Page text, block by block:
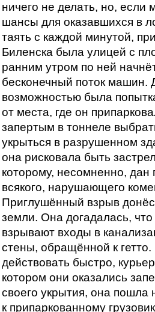
ничего не делать, но, если
шансы для оказавшихся в
таять с каждой минутой,
Биленска была улицей с
ранним утром по ней
бесконечный поток машин.
возможностью была
от места, где он
запертым в тоннеле
укрыться в разрушенном
она рисковала быть
которому, несомненно, дан
всякого, нарушающего
Приглушённый взрыв
земли. Она догадалась,
взрывают входы в
стены, обращённой к
действовать быстро,
котором они оказались
своего укрытия, она
к припаркованному